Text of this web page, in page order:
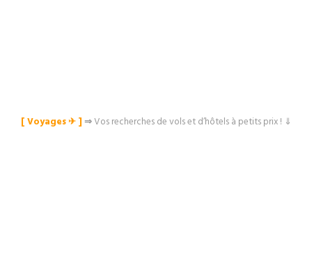
[ Voyages ✈︎ ]⇒Vos recherches de vols et d’hôtels à petits prix ! ⇓